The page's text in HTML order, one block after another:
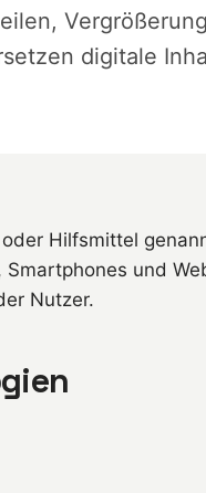
digitale
Hilfsmittel
und
Nutzer.